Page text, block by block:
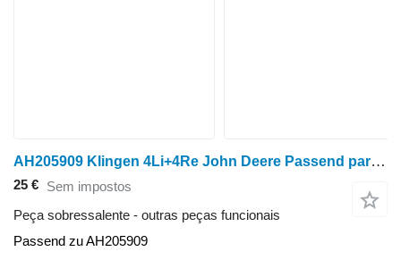
AH205909 Klingen 4Li+4Re John Deere Passend para colheitadeira de grãos John Deere 9500 9510 9510SH 9550 9550SH 9560 9560SH 9560STS 9560iSTS 9600 9
25 € Sem impostos
Peça sobressalente - outras peças funcionais
Passend zu AH205909